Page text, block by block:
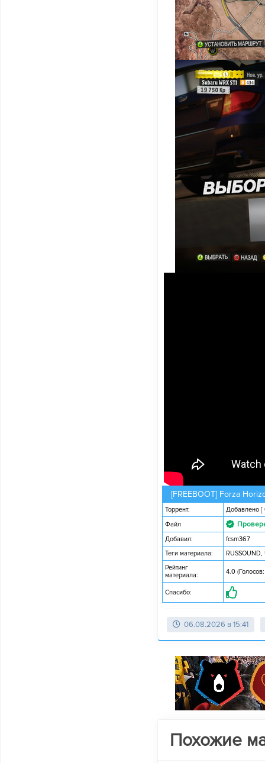
[FREEBOOT] Forza
Торрент: Добавлено [
Файл
Добавил:
fcsm367
Теги материала:
RUSSOUND,
Рейтинг
материала:
4.0
Спасибо:
06.08.2026 в 15:41
Похожие